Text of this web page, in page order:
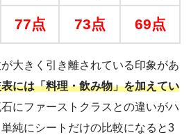
77点 73点 69点
が大きく引き離されている印象があ
には「料理・飲み物」を加えてい
にファーストクラスとの違いがハ
純にシートだけの比較になると3